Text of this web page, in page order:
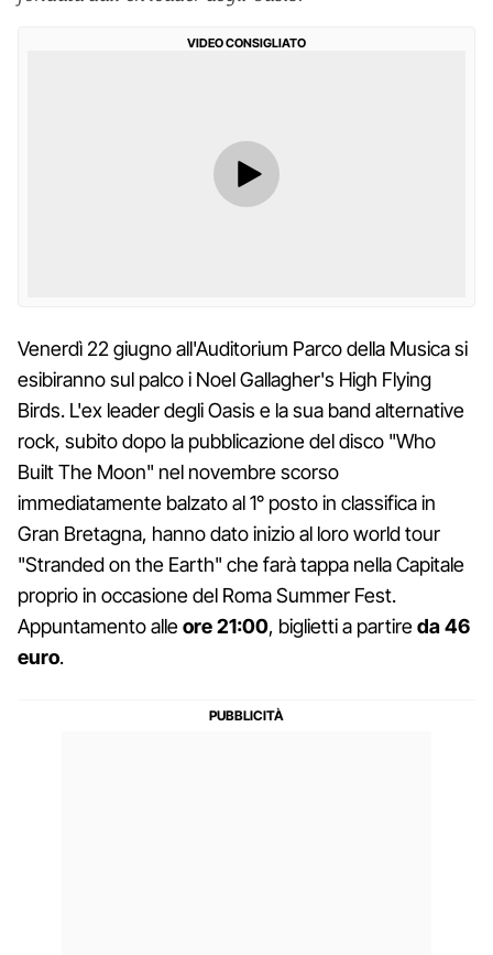
VIDEO CONSIGLIATO
Venerdì 22 giugno all'Auditorium Parco della Musica si
esibiranno sul palco i Noel Gallagher's High Flying
Birds. L'ex leader degli Oasis e la sua band alternative
rock, subito dopo la pubblicazione del disco "Who
Built The Moon" nel novembre scorso
immediatamente balzato al 1° posto in classifica in
Gran Bretagna, hanno dato inizio al loro world tour
"Stranded on the Earth" che farà tappa nella Capitale
proprio in occasione del Roma Summer Fest.
Appuntamento alleore 21:00, biglietti a partireda 46
euro.